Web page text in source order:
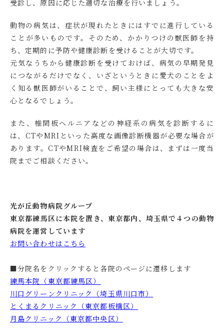
受診し、原因に応じた適切な治療を行いましょう。
動物の病気は、症状が現れたときにはすでに進行している
ことが多いものです。そのため、かかりつけの獣医師を持
ち、定期的に予防や健康診断を受けることが大切です。
元気なうちから健康診断を受けておけば、病気の早期発見
につながるだけでなく、いざというときに愛犬のことをよ
く知る獣医師がいることで、飼い主様にとっても大きな安
心となるでしょう。
また、椎間板ヘルニアなどの神経系の病気を診断するに
は、CTやMRIといった高度な画像診断機器が必要な場合が
あります。CTやMRI検査をご希望の場合は、まずは一度当
院までご相談ください。
光が丘動物病院グループ
東京都練馬区に本院を置き、東京都内、埼玉県で４つの動物
病院を運営しています
お問い合わせはこちら
■分院名をクリックすると各院のページに遷移します
練馬本院（東京都練馬区）
川口グリーンクリニック（埼玉県川口市）
とくまるクリニック（東京都板橋区）
月島クリニック（東京都中央区）